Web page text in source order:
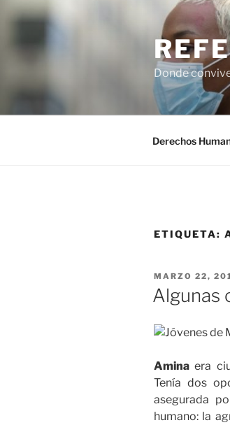
Saltar
Donde
Derechos
ETIQUETA:
PUBLICADO
EL
MARZO 22,
Algunas
Amina era
Tenía dos
asegurada
humano: la